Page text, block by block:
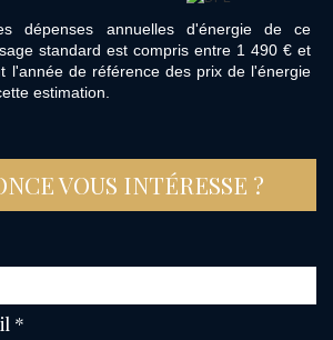
dépenses annuelles d'énergie de ce
standard est compris entre 1 490 € et
l'année de référence des prix de l'énergie
estimation.
VOUS INTÉRESSE ?
*